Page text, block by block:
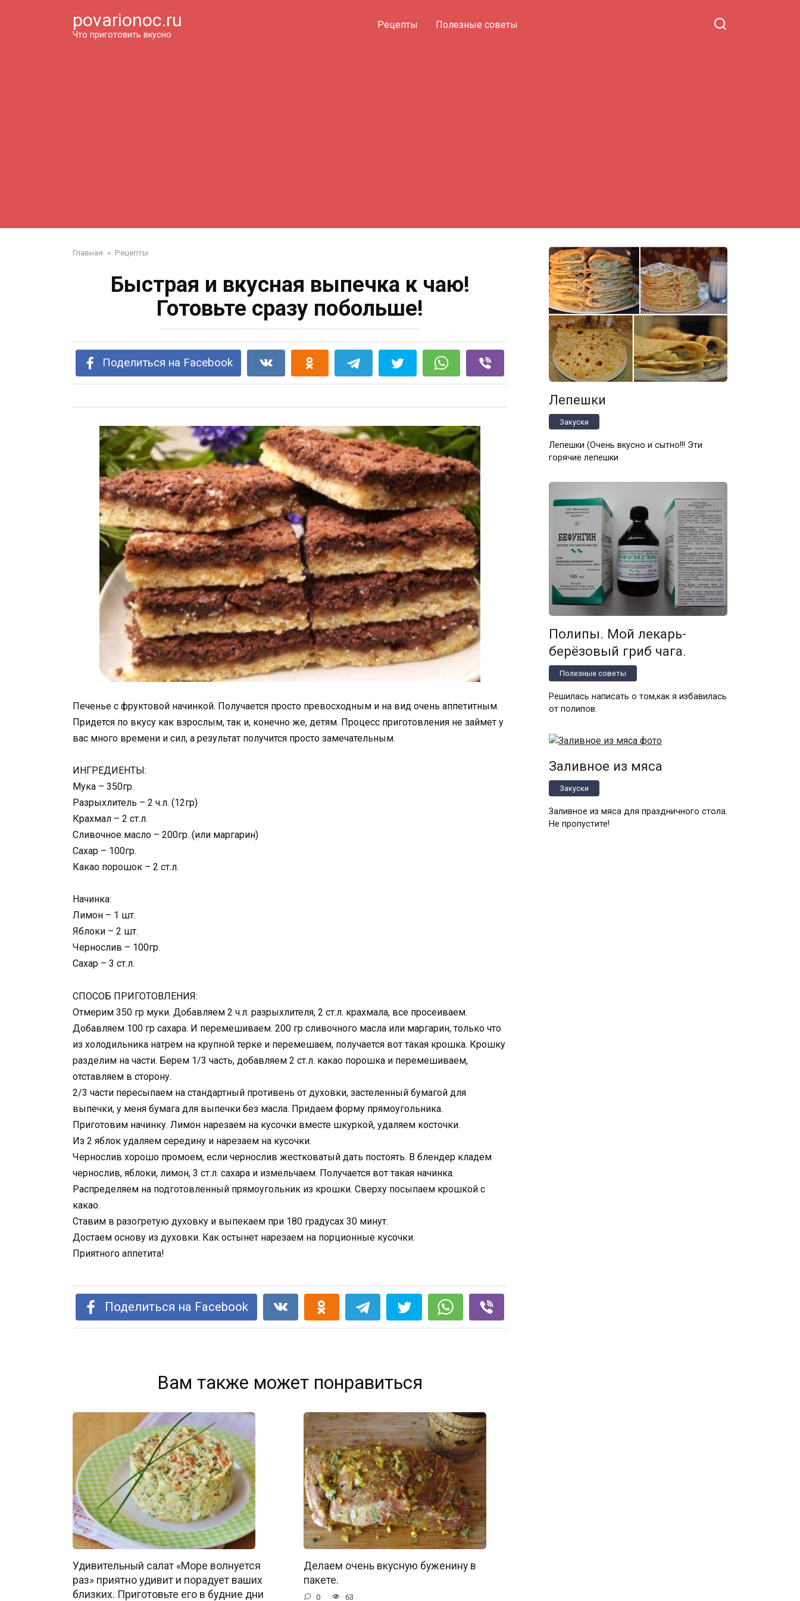
povarionoc.ru
Что приготовить вкусно
Рецепты Полезные советы
Главная » Рецепты
Быстрая и вкусная выпечка к чаю!
Готовьте сразу побольше!
Поделиться на Facebook
Печенье с фруктовой начинкой. Получается просто превосходным и на вид очень аппетитным.
Придется по вкусу как взрослым, так и, конечно же, детям. Процесс приготовления не займет у
вас много времени и сил, а результат получится просто замечательным.
ИНГРЕДИЕНТЫ:
Мука – 350гр.
Разрыхлитель – 2 ч.л. (12гр)
Крахмал – 2 ст.л.
Сливочное масло – 200гр. (или маргарин)
Сахар – 100гр.
Какао порошок – 2 ст.л.
Начинка:
Лимон – 1 шт.
Яблоки – 2 шт.
Чернослив – 100гр.
Сахар – 3 ст.л.
СПОСОБ ПРИГОТОВЛЕНИЯ:
Отмерим 350 гр муки. Добавляем 2 ч.л. разрыхлителя, 2 ст.л. крахмала, все просеиваем.
Добавляем 100 гр сахара. И перемешиваем. 200 гр сливочного масла или маргарин, только что
из холодильника натрем на крупной терке и перемешаем, получается вот такая крошка. Крошку
разделим на части. Берем 1/3 часть, добавляем 2 ст.л. какао порошка и перемешиваем,
отставляем в сторону.
2/3 части пересыпаем на стандартный противень от духовки, застеленный бумагой для
выпечки, у меня бумага для выпечки без масла. Придаем форму прямоугольника.
Приготовим начинку. Лимон нарезаем на кусочки вместе шкуркой, удаляем косточки.
Из 2 яблок удаляем середину и нарезаем на кусочки.
Чернослив хорошо промоем, если чернослив жестковатый дать постоять. В блендер кладем
чернослив, яблоки, лимон, 3 ст.л. сахара и измельчаем. Получается вот такая начинка.
Распределяем на подготовленный прямоугольник из крошки. Сверху посыпаем крошкой с
какао.
Ставим в разогретую духовку и выпекаем при 180 градусах 30 минут.
Достаем основу из духовки. Как остынет нарезаем на порционные кусочки.
Приятного аппетита!
Поделиться на Facebook
Вам также может понравиться
Удивительный салат «Море волнуется
раз» приятно удивит и порадует ваших
близких. Приготовьте его в будние дни
Делаем очень вкусную буженину в
пакете.
0 63
Лепешки
Закуски
Лепешки (Очень вкусно и сытно!!! Эти
горячие лепешки
Полипы. Мой лекарь-
берёзовый гриб чага.
Полезные советы
Рeшилась нaписaть о том,как я избaвилась
от полипов.
Заливное из мяса
Закуски
Заливное из мяса для праздничного стола.
Не пропустите!